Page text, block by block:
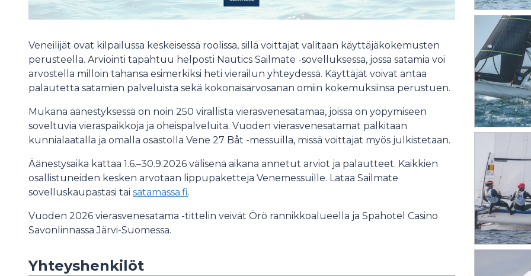
Veneilijät ovat kilpailussa keskeisessä roolissa, sillä voittajat valitaan käyttäjäkokemusten
perusteella. Arviointi tapahtuu helposti Nautics Sailmate -sovelluksessa, jossa satamia voi
arvostella milloin tahansa esimerkiksi heti vierailun yhteydessä. Käyttäjät voivat antaa
palautetta satamien palveluista sekä kokonaisarvosanan omiin kokemuksiinsa perustuen.
Mukana äänestyksessä on noin 250 virallista vierasvenesatamaa, joissa on yöpymiseen
soveltuvia vieraspaikkoja ja oheispalveluita. Vuoden vierasvenesatamat palkitaan
kunnialaatalla ja omalla osastolla Vene 27 Båt -messuilla, missä voittajat myös julkistetaan.
Äänestysaika kattaa 1.6.–30.9.2026 välisenä aikana annetut arviot ja palautteet. Kaikkien
osallistuneiden kesken arvotaan lippupaketteja Venemessuille. Lataa Sailmate
sovelluskaupastasi tai satamassa.fi.
Vuoden 2026 vierasvenesatama -tittelin veivät Örö rannikkoalueella ja Spahotel Casino
Savonlinnassa Järvi-Suomessa.
Yhteyshenkilöt